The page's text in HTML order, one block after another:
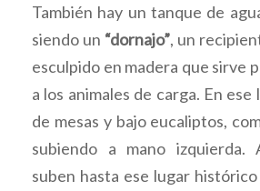
También hay un tanque de
siendo un “dornajo”, un
esculpido en madera que sirve
a los animales de carga. En
de mesas y bajo eucaliptos,
subiendo a mano izquierda.
suben hasta ese lugar